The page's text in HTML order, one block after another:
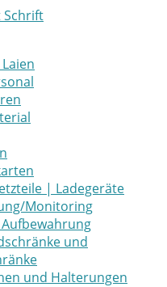
| Ladegeräte
Monitoring
und
und Halterungen